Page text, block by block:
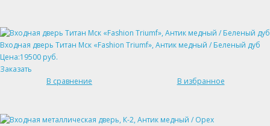
Входная дверь Титан Мск «Fashion Triumf», Антик медный / Беленый дуб
Цена:19500 руб.
Заказать
В сравнение
В избранное